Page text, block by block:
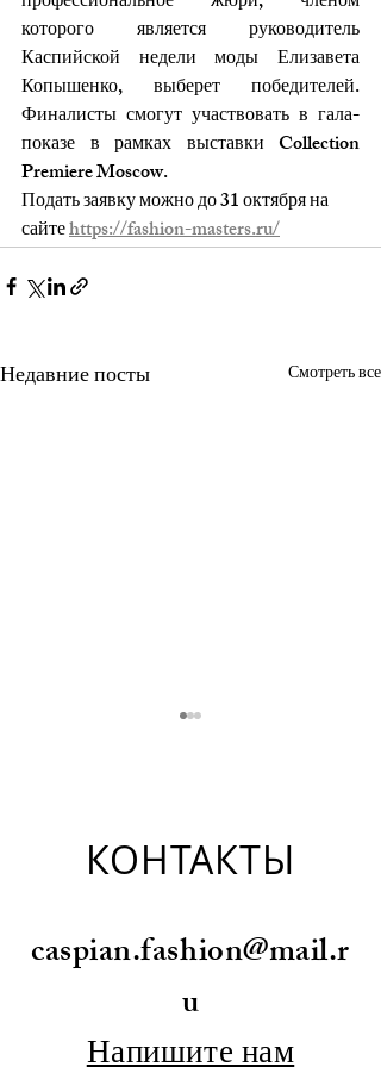
которого является руководитель
Каспийской недели моды Елизавета
Копышенко, выберет победителей.
Финалисты смогут участвовать в гала-
показе в рамках выставки Collection
Premiere Moscow.
Подать заявку можно до 31 октября на
сайте https://fashion-masters.ru/
Недавние посты Смотреть все
Власкина
КОНТАКТЫ
caspian.fashion@mail.r
u
Напишите нам